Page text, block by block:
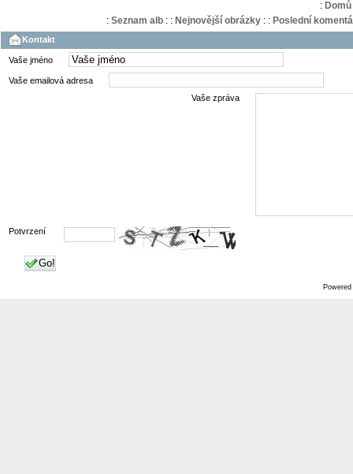
: Domů
: Seznam alb: : Nejnovější obrázky: : Poslední
Kontakt
Vaše jméno
Vaše emailová adresa
Vaše zpráva
Potvrzení
Go!